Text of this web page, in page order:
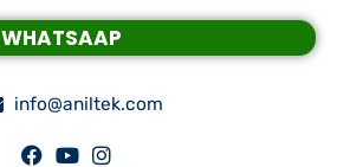
WHATSAAP
info@aniltek.com